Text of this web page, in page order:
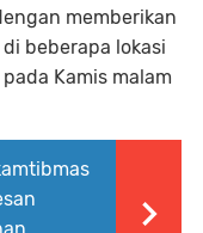
memberikan
beberapa lokasi
Kamis malam